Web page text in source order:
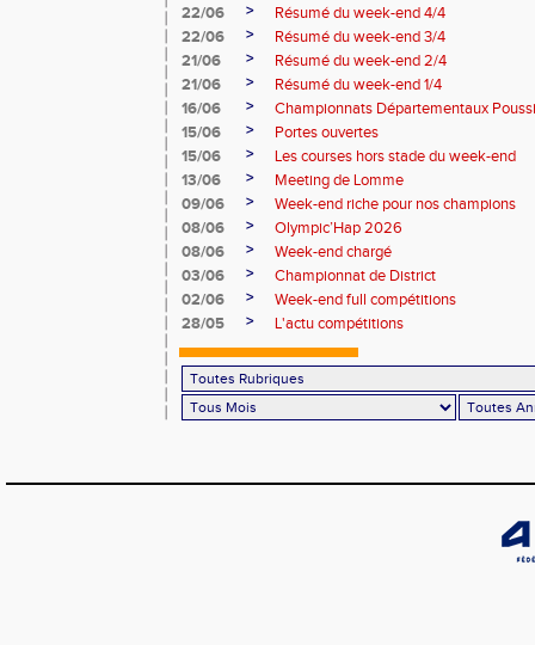
22/06
>
Résumé du week-end 4/4
22/06
>
Résumé du week-end 3/4
21/06
>
Résumé du week-end 2/4
21/06
>
Résumé du week-end 1/4
16/06
>
Championnats Départementaux
15/06
>
Portes ouvertes
15/06
>
Les courses hors stade du week-end
13/06
>
Meeting de Lomme
09/06
>
Week-end riche pour nos champions
08/06
>
Olympic’Hap 2026
08/06
>
Week-end chargé
03/06
>
Championnat de District
02/06
>
Week-end full compétitions
28/05
> L'actu compétitions